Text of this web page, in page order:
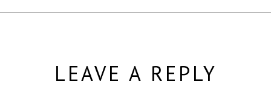
LEAVE A REPLY